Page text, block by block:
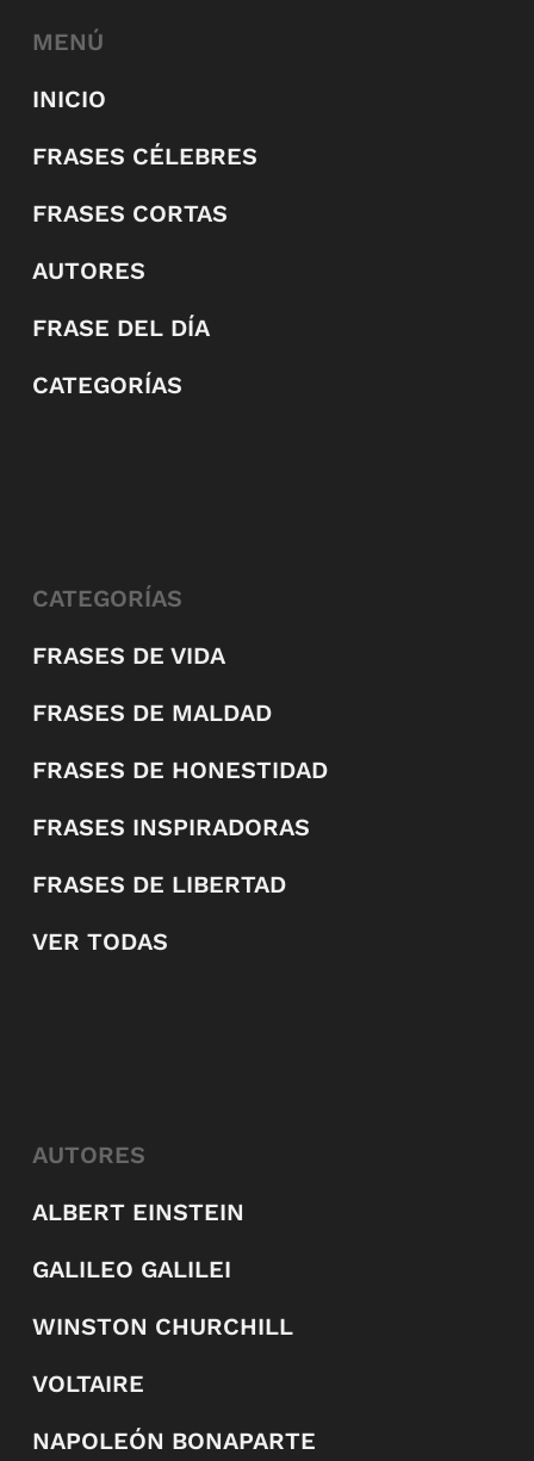
MENÚ
INICIO
FRASES CÉLEBRES
FRASES CORTAS
AUTORES
FRASE DEL DÍA
CATEGORÍAS
CATEGORÍAS
FRASES DE VIDA
FRASES DE MALDAD
FRASES DE HONESTIDAD
FRASES INSPIRADORAS
FRASES DE LIBERTAD
VER TODAS
AUTORES
ALBERT EINSTEIN
GALILEO GALILEI
WINSTON CHURCHILL
VOLTAIRE
NAPOLEÓN BONAPARTE